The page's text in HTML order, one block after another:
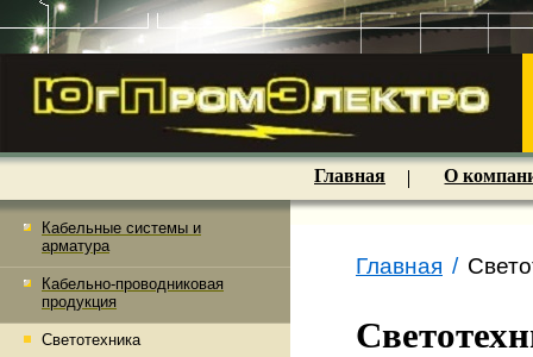
Кабельные системы и
арматура
Кабельно-проводниковая
продукция
Светотехника
Главная О
Главная /